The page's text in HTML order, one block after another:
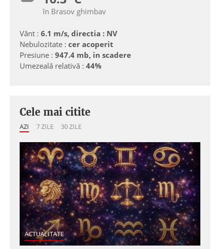
în Brasov ghimbav
Vânt : 6.1 m/s, directia : NV
Nebulozitate : cer acoperit
Presiune : 947.4 mb, in scadere
Umezeală relativă : 44%
Cele mai citite
AZI 7 ZILE 30 ZILE
ACTUALITATE